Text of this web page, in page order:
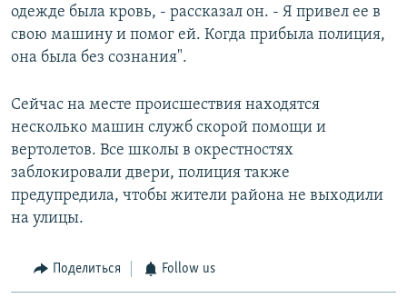
одежде была кровь, - рассказал он. - Я привел ее в
свою машину и помог ей. Когда прибыла полиция,
она была без сознания".
Сейчас на месте происшествия находятся
несколько машин служб скорой помощи и
вертолетов. Все школы в окрестностях
заблокировали двери, полиция также
предупредила, чтобы жители района не выходили
на улицы.
Поделиться Follow us